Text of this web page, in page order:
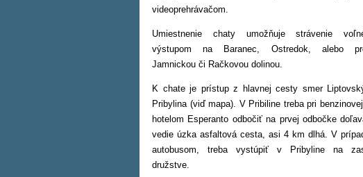
videoprehrávačom.
Umiestnenie chaty umožňuje strávenie
výstupom na Baranec, Ostredok, alebo
Jamnickou či Račkovou dolinou.
K chate je prístup z hlavnej cesty smer
Pribylina (viď mapa). V Pribiline treba pri
hotelom Esperanto odbočiť na prvej odbočke
vedie úzka asfaltová cesta, asi 4 km dlhá. V
autobusom, treba vystúpiť v Pribyline na
družstve.